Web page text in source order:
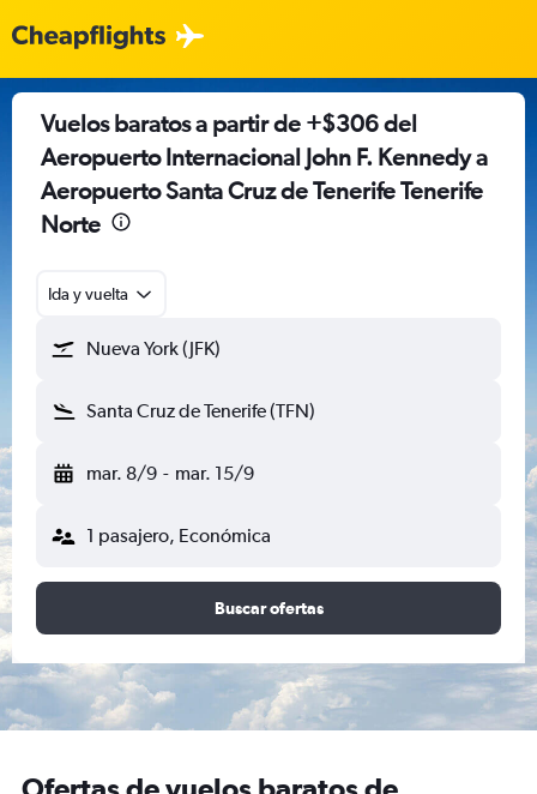
Vuelos baratos a partir de +$306 del
Aeropuerto Internacional John F. Kennedy a
Aeropuerto Santa Cruz de Tenerife Tenerife
Norte
Ida y vuelta
Nueva York (JFK)
Santa Cruz de Tenerife (TFN)
mar. 8/9 - mar. 15/9
1 pasajero, Económica
Buscar ofertas